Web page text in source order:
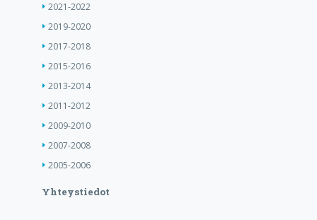
2021-2022
2019-2020
2017-2018
2015-2016
2013-2014
2011-2012
2009-2010
2007-2008
2005-2006
Yhteystiedot